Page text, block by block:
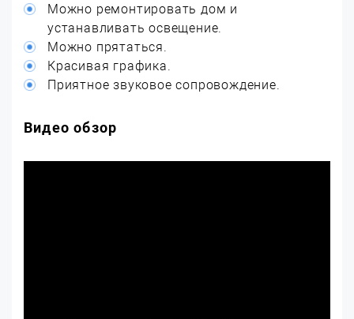
Можно ремонтировать дом и
устанавливать освещение.
Можно прятаться.
Красивая графика.
Приятное звуковое сопровождение.
Видео обзор